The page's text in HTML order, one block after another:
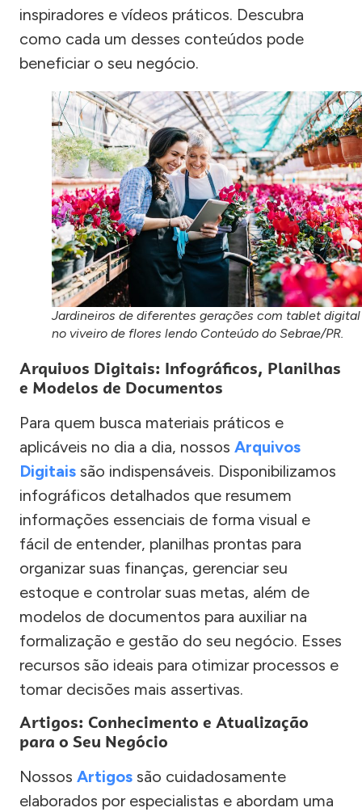
inspiradores e vídeos práticos. Descubra
como cada um desses conteúdos pode
beneficiar o seu negócio.
Jardineiros de diferentes gerações com tablet digital
no viveiro de flores lendo Conteúdo do Sebrae/PR.
Arquivos Digitais: Infográficos, Planilhas
e Modelos de Documentos
Para quem busca materiais práticos e
aplicáveis no dia a dia, nossos Arquivos
Digitais são indispensáveis. Disponibilizamos
infográficos detalhados que resumem
informações essenciais de forma visual e
fácil de entender, planilhas prontas para
organizar suas finanças, gerenciar seu
estoque e controlar suas metas, além de
modelos de documentos para auxiliar na
formalização e gestão do seu negócio. Esses
recursos são ideais para otimizar processos e
tomar decisões mais assertivas.
Artigos: Conhecimento e Atualização
para o Seu Negócio
Nossos Artigos são cuidadosamente
elaborados por especialistas e abordam uma